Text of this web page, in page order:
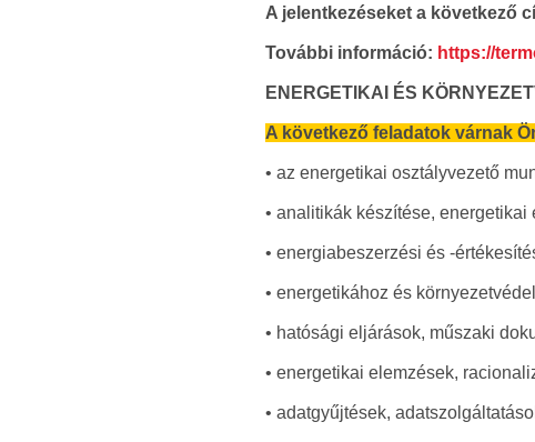
A jelentkezéseket a következő
További információ: https://
ENERGETIKAI ÉS
A következő feladatok várnak
• az energetikai osztályvezető
• analitikák készítése,
• energiabeszerzési és -
• energetikához és
• hatósági eljárások, műszaki
• energetikai elemzések,
• adatgyűjtések,